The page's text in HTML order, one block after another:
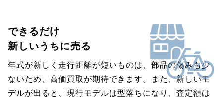
できるだけ
新しいうちに売る
年式が新しく走行距離が短いものは、部品の傷みも少
ないため、高価買取が期待できます。また、新しいモ
デルが出ると、現行モデルは型落ちになり、査定額は